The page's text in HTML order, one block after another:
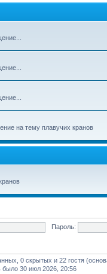
на тему плавучих кранов
Пароль:
0 скрытых и 22 гостя
было 30 июл 2026, 20:56